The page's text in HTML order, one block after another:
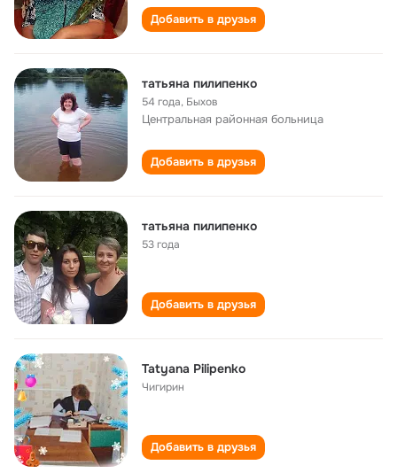
Добавить в друзья
татьяна пилипенко
54 года, Быхов
Центральная районная больница
Добавить в друзья
татьяна пилипенко
53 года
Добавить в друзья
Tatyana Pilipenko
Чигирин
Добавить в друзья